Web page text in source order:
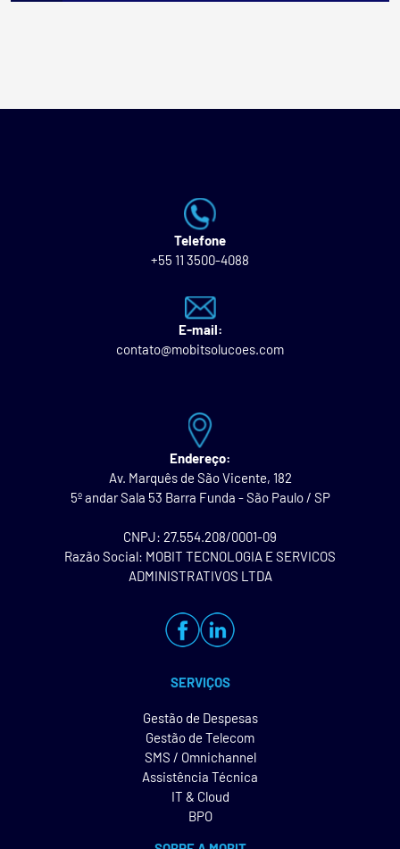
Telefone
+55 11 3500-4088
E-mail:
contato@mobitsolucoes.com
Endereço:
Av. Marquês de São Vicente, 182
5º andar Sala 53 Barra Funda - São Paulo / SP
CNPJ: 27.554.208/0001-09
Razão Social: MOBIT TECNOLOGIA E SERVICOS
ADMINISTRATIVOS LTDA
SERVIÇOS
Gestão de Despesas
Gestão de Telecom
SMS / Omnichannel
Assistência Técnica
IT & Cloud
BPO